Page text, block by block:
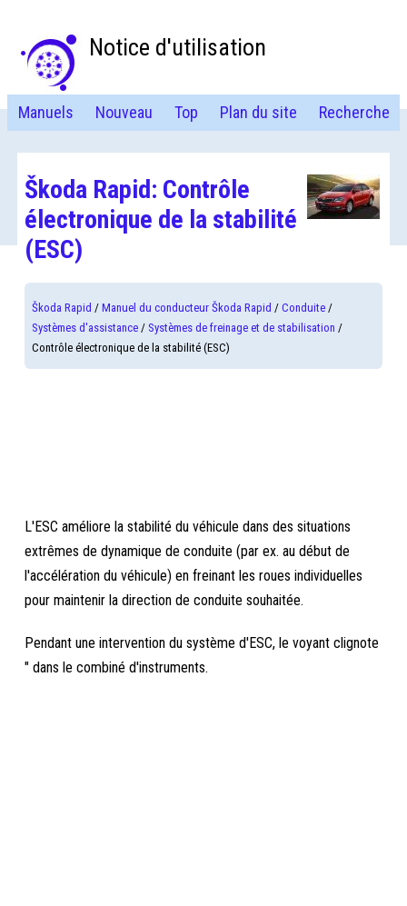
Notice d'utilisation
Manuels Nouveau Top Plan du site Recherche
Škoda Rapid: Contrôle
électronique de la stabilité
(ESC)
Škoda Rapid /Manuel du conducteur Škoda Rapid /Conduite /
Systèmes d'assistance / Systèmes de freinage et de stabilisation /
Contrôle électronique de la stabilité (ESC)
L'ESC améliore la stabilité du véhicule dans des situations
extrêmes de dynamique de conduite (par ex. au début de
l'accélération du véhicule) en freinant les roues individuelles
pour maintenir la direction de conduite souhaitée.
Pendant une intervention du système d'ESC, le voyant clignote
" dans le combiné d'instruments.